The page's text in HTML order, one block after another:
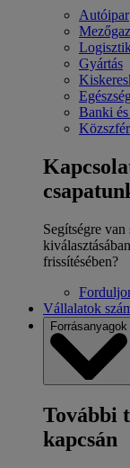
Autóipar
Gyártás
Banki
Segítségre
frissítésében?
Vállalatok
Forrásanyagok
További
kapcsán